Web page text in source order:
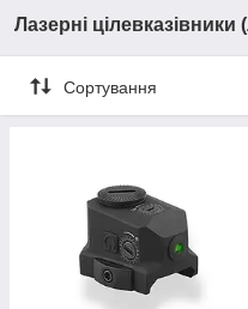
Лазерні цілевказівники
Сортування